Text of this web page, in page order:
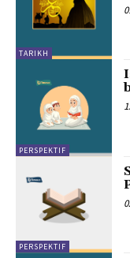
TARIKH
PERSPEKTIF
PERSPEKTIF